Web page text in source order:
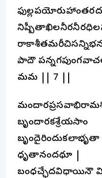
పాదౌ
మమ || 7 ||
బృందారకశ్రేయసాం
ధృతానందథూ |
బంధచ్ఛేదవిధాయినౌ